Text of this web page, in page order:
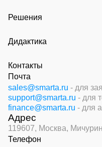
Решения
Дидактика
Контакты
Почта
sales@smarta.ru - для
support@smarta.ru - для
finance@smarta.ru - для
Адрес
119607, Москва,
Телефон